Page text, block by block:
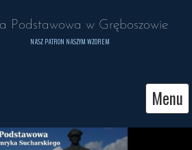
Podstawowa w Gręboszowie
NASZ PATRON NASZYM WZOREM
Menu